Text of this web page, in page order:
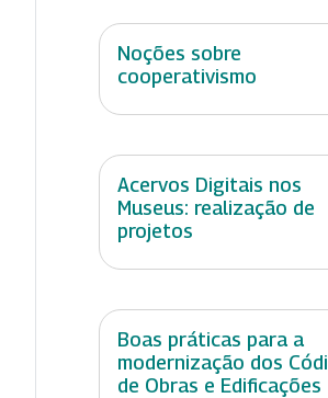
Noções sobre
cooperativismo
Acervos Digitais nos
Museus: realização de
projetos
Boas práticas para a
modernização dos
de Obras e Edificações